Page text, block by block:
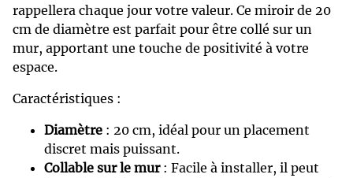
rappellera chaque jour votre valeur. Ce miroir de 20
cm de diamètre est parfait pour être collé sur un
mur, apportant une touche de positivité à votre
espace.
Caractéristiques :
Diamètre : 20 cm, idéal pour un placement
discret mais puissant.
Collable sur le mur: Facile à installer, il peut